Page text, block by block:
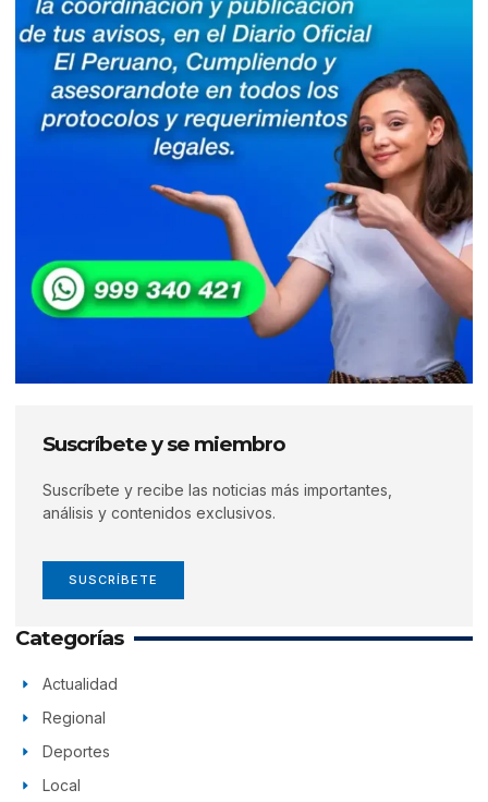
Suscríbete y se miembro
Suscríbete y recibe las noticias más importantes,
análisis y contenidos exclusivos.
SUSCRÍBETE
Categorías
Actualidad
Regional
Deportes
Local